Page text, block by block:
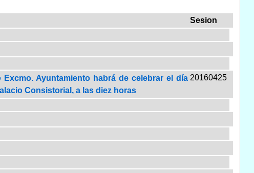
Sesion
Ayuntamiento habrá de celebrar el día
Consistorial, a las diez horas
20160425